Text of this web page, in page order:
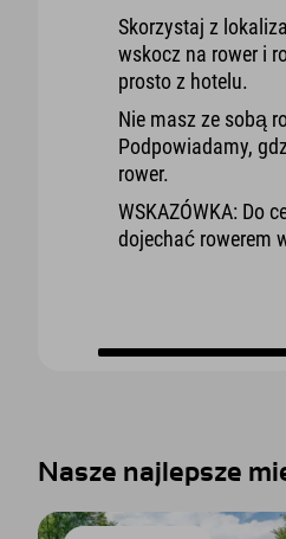
Skorzystaj z
wskocz na rower i
prosto z hotelu.
Nie masz ze sobą
Podpowiadamy,
rower.
WSKAZÓWKA: Do
dojechać rowerem
Nasze najlepsze